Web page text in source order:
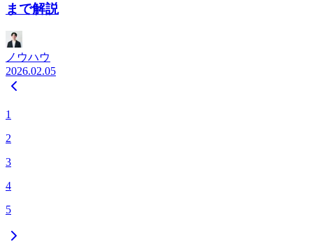
まで解説
ノウハウ
2026.02.05
1
2
3
4
5